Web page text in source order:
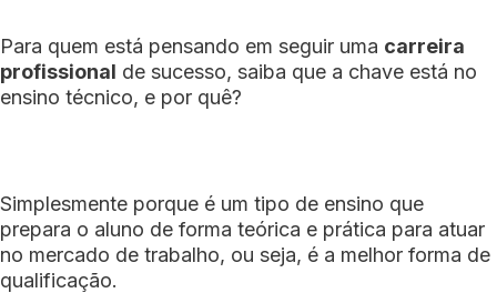
Para quem está pensando em seguir uma carreira
profissional de sucesso, saiba que a chave está no
ensino técnico, e por quê?
Simplesmente porque é um tipo de ensino que
prepara o aluno de forma teórica e prática para atuar
no mercado de trabalho, ou seja, é a melhor forma de
qualificação.